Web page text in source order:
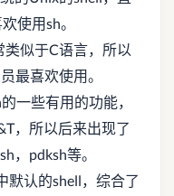
使用sh。
类似于C语言，所以
最喜欢使用。
一些有用的功能，
，所以后来出现了
，pdksh等。
默认的shell，综合了